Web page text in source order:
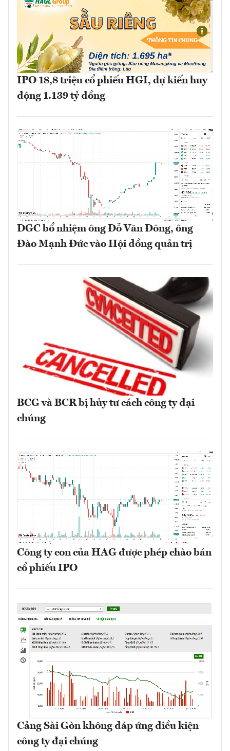
IPO 18,8 triệu cổ phiếu HGI, dự kiến huy
động 1.139 tỷ đồng
DGC bổ nhiệm ông Đỗ Văn Đông, ông
Đào Mạnh Đức vào Hội đồng quản trị
BCG và BCR bị hủy tư cách công ty đại
chúng
Công ty con của HAG được phép chào bán
cổ phiếu IPO
Cảng Sài Gòn không đáp ứng điều kiện
công ty đại chúng